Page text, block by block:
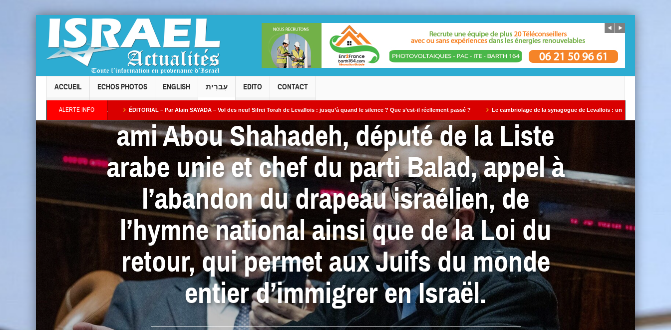
ACCUEIL ECHOS PHOTOS ENGLISH עִברִית EDITO CONTACT
ALERTE INFO
par Alain AZRIA ÉDITORIAL – Par Alain SAYADA – Vol des neuf Sifrei Torah de Levallois : jusqu’à quand le silence ? Que s’est-il réellement passé ? Le cambriolage de la synagogue de Levallois : un avertissement qui ne doit pas être
plus ses intentions : combien de temps l’Occident continuera-t-il à fermer les yeux ? »ami Abou Shahadeh, député de la Liste
arabe unie et chef du parti Balad, appel à
l’abandon du drapeau israélien, de
l’hymne national ainsi que de la Loi du
retour, qui permet aux Juifs du monde
entier d’immigrer en Israël.